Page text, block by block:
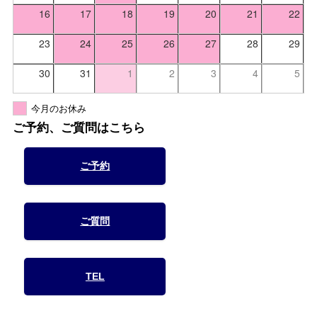
16 17 18 19 20 21 22
23 24 25 26 27 28 29
30 31 1 2 3 4 5
今月のお休み
ご予約、ご質問はこちら
ご予約
ご質問
TEL